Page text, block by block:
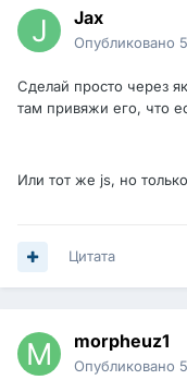
Jax
Опубликовано
Сделай просто через
там привяжи его, что
Или тот же js, но
Цитата
morpheuz1
Опубликовано